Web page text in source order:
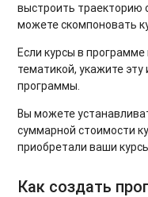
выстроить траекторию
можете скомпоновать
Если курсы в
тематикой, укажите
программы.
Вы можете
суммарной стоимости
приобретали ваши
Как создать